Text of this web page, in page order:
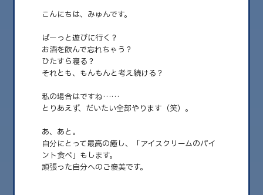
2026.02.20
こんにちは、みゅんです。
ぱーっと遊びに行く？
お酒を飲んで忘れちゃう？
ひたすら寝る？
それとも、もんもんと考え続ける？
私の場合はですね……
とりあえず、だいたい全部やります（笑）。
あ、あと。
自分にとって最高の癒し、「アイスクリームのパイ
ント食べ」もします。
頑張った自分へのご褒美です。